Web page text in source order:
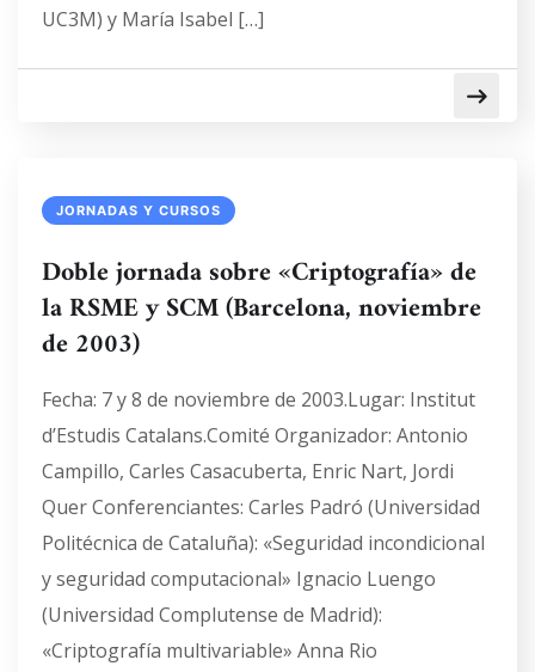
UC3M) y María Isabel […]
JORNADAS Y CURSOS
Doble jornada sobre «Criptografía» de
la RSME y SCM (Barcelona, noviembre
de 2003)
Fecha: 7 y 8 de noviembre de 2003.Lugar: Institut
d’Estudis Catalans.Comité Organizador: Antonio
Campillo, Carles Casacuberta, Enric Nart, Jordi
Quer Conferenciantes: Carles Padró (Universidad
Politécnica de Cataluña): «Seguridad incondicional
y seguridad computacional» Ignacio Luengo
(Universidad Complutense de Madrid):
«Criptografía multivariable» Anna Rio